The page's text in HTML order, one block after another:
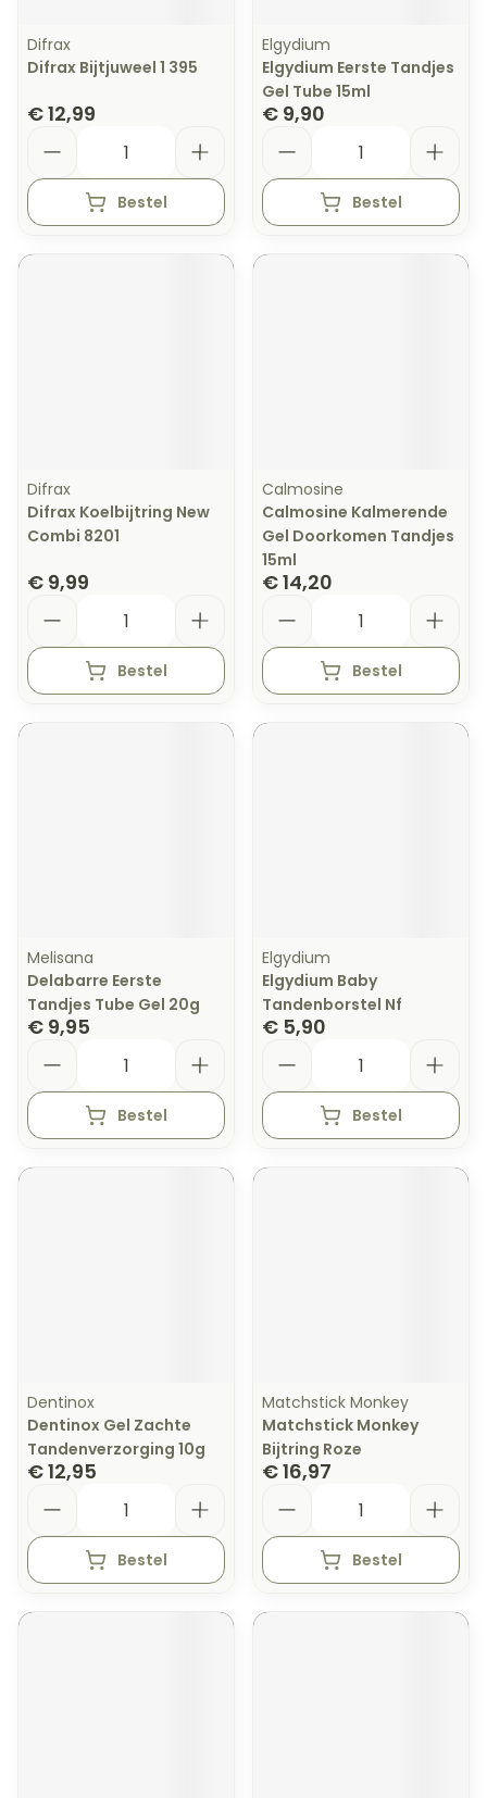
Difrax
Difrax Bijtjuweel 1 395
€ 12,99
Bestel
Elgydium
Elgydium Eerste Tandjes
Gel Tube 15ml
€ 9,90
Bestel
Difrax
Difrax Koelbijtring New
Combi 8201
€ 9,99
Bestel
Calmosine
Calmosine Kalmerende
Gel Doorkomen Tandjes
15ml
€ 14,20
Bestel
Melisana
Delabarre Eerste
Tandjes Tube Gel 20g
€ 9,95
Bestel
Elgydium
Elgydium Baby
Tandenborstel Nf
€ 5,90
Bestel
Dentinox
Dentinox Gel Zachte
Tandenverzorging 10g
€ 12,95
Bestel
Matchstick Monkey
Matchstick Monkey
Bijtring Roze
€ 16,97
Bestel